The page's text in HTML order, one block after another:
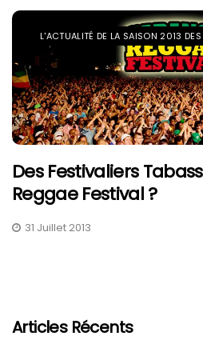
L'ACTUALITÉ DE LA SAISON 2013 DES
Des Festivaliers
Reggae Festival ?
31 Juillet 2013
Articles Récents